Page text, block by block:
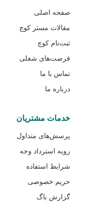
صفحه اصلی
مقالات مستر کوچ
ثبت‌نام کوچ
فرصت‌های شغلی
تماس با ما
درباره ما
خدمات مشتریان
پرسش‌های متداول
رویه استرداد وجه
شرایط استفاده
حریم خصوصی
گزارش باگ